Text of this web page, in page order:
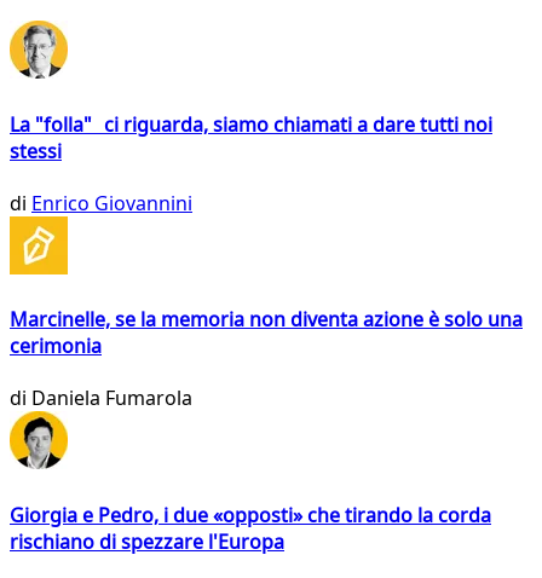
La "folla" ci riguarda, siamo chiamati a dare tutti noi
stessi
di Enrico Giovannini
Marcinelle, se la memoria non diventa azione è solo una
cerimonia
di Daniela Fumarola
Giorgia e Pedro, i due «opposti» che tirando la corda
rischiano di spezzare l'Europa